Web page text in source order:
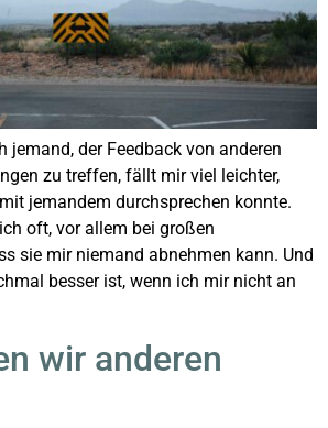
jemand, der Feedback von anderen
zu treffen, fällt mir viel leichter,
jemandem durchsprechen konnte.
oft, vor allem bei großen
sie mir niemand abnehmen kann. Und
besser ist, wenn ich mir nicht an
wir anderen